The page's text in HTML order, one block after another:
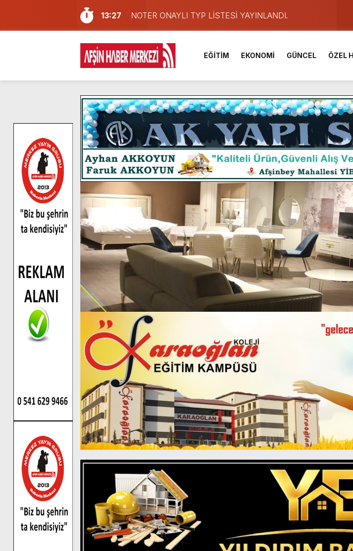
13:27
NOTER ONAYLI TYP LİSTESİ YAYINLANDI.
11:22
KAFUM Fuar Alanı Bulut ve Yavuz’un Ezgileriyle Şenlendi.
8:06
Afşinli bir hemşehrimizin de olduğu Filistin Konvoyu,
14:05
Madrigal, Perşembe Günü KAFUM’da Sahne Alacak.
7:39
KEDİNİZ Mİ VAR?
7:27
Cumhurbaşkanı Erdoğan, Ayser Çalık Ortaokulu Şehitlerinin
13:57
Afşin Heyetinden Kaymakam Muammer Sarıdoğan’a
10:34
Vatandaşlardan Ağustos Fuarı’na Tam Not.
16:48
Pusula Maraş Kamplarında 2 Bin Genç Doğa ve Bilimle
16:10
Uluslararası Bisiklet Yarışması’nda En Zorlu Etap Tamamlandı.
EĞİTİM EKONOMİ GÜNCEL ÖZEL